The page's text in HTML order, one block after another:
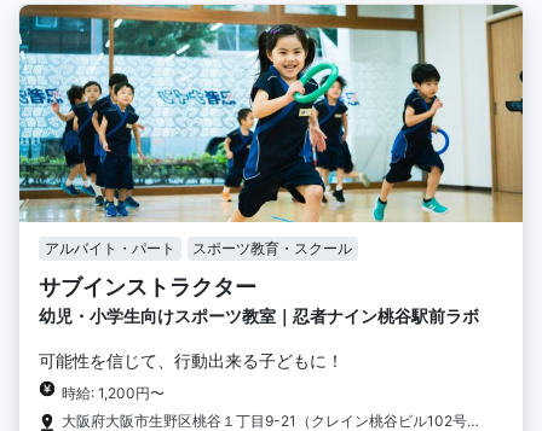
アルバイト・パート スポーツ教育・スクール
サブインストラクター
幼児・小学生向けスポーツ教室｜忍者ナイン桃谷駅前ラボ
可能性を信じて、行動出来る子どもに！
時給: 1,200円〜
大阪府大阪市生野区桃谷１丁目9-21（クレイン桃谷ビル102号室）